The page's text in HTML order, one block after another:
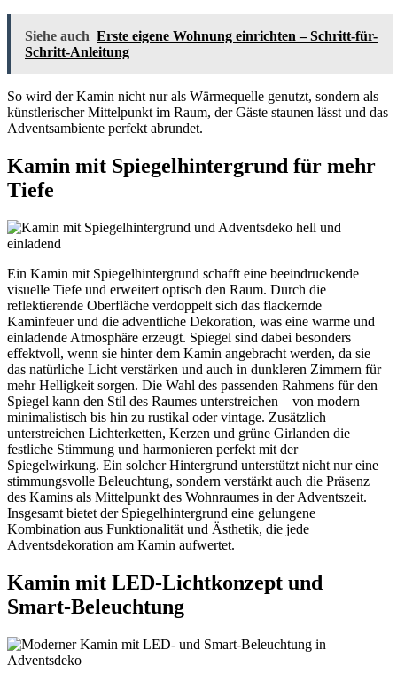
Siehe auch Erste eigene Wohnung einrichten – Schritt-für-
Schritt-Anleitung
So wird der Kamin nicht nur als Wärmequelle genutzt, sondern als
künstlerischer Mittelpunkt im Raum, der Gäste staunen lässt und das
Adventsambiente perfekt abrundet.
Kamin mit Spiegelhintergrund für mehr
Tiefe
Ein Kamin mit Spiegelhintergrund schafft eine beeindruckende
visuelle Tiefe und erweitert optisch den Raum. Durch die
reflektierende Oberfläche verdoppelt sich das flackernde
Kaminfeuer und die adventliche Dekoration, was eine warme und
einladende Atmosphäre erzeugt. Spiegel sind dabei besonders
effektvoll, wenn sie hinter dem Kamin angebracht werden, da sie
das natürliche Licht verstärken und auch in dunkleren Zimmern für
mehr Helligkeit sorgen. Die Wahl des passenden Rahmens für den
Spiegel kann den Stil des Raumes unterstreichen – von modern
minimalistisch bis hin zu rustikal oder vintage. Zusätzlich
unterstreichen Lichterketten, Kerzen und grüne Girlanden die
festliche Stimmung und harmonieren perfekt mit der
Spiegelwirkung. Ein solcher Hintergrund unterstützt nicht nur eine
stimmungsvolle Beleuchtung, sondern verstärkt auch die Präsenz
des Kamins als Mittelpunkt des Wohnraumes in der Adventszeit.
Insgesamt bietet der Spiegelhintergrund eine gelungene
Kombination aus Funktionalität und Ästhetik, die jede
Adventsdekoration am Kamin aufwertet.
Kamin mit LED-Lichtkonzept und
Smart-Beleuchtung